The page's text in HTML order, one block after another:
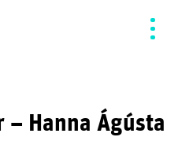
Hanna Ágústa